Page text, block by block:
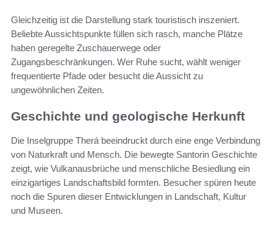
Gleichzeitig ist die Darstellung stark touristisch inszeniert.
Beliebte Aussichtspunkte füllen sich rasch, manche Plätze
haben geregelte Zuschauerwege oder
Zugangsbeschränkungen. Wer Ruhe sucht, wählt weniger
frequentierte Pfade oder besucht die Aussicht zu
ungewöhnlichen Zeiten.
Geschichte und geologische Herkunft
Die Inselgruppe Therá beeindruckt durch eine enge Verbindung
von Naturkraft und Mensch. Die bewegte Santorin Geschichte
zeigt, wie Vulkanausbrüche und menschliche Besiedlung ein
einzigartiges Landschaftsbild formten. Besucher spüren heute
noch die Spuren dieser Entwicklungen in Landschaft, Kultur
und Museen.